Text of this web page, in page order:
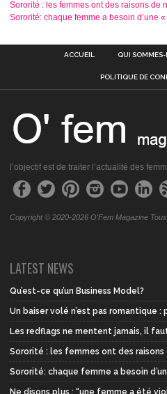
Sororité : les femmes ont des raisons de
Sororité: chaque femme a besoin d’une
ACCUEIL QUI SOMMES-
POLITIQUE DE
l’objectif est de traiter l’actualité des
Copyright © 2020-2026 O'Fem Magazine
LATEST NEWS
Qu’est-ce qu’un Business Model?
Un baiser volé n’est pas romantique
Les redflags ne mentent jamais, il
Sororité : les femmes ont des
Sororité: chaque femme a besoin
Ne disons plus : “une femme a été